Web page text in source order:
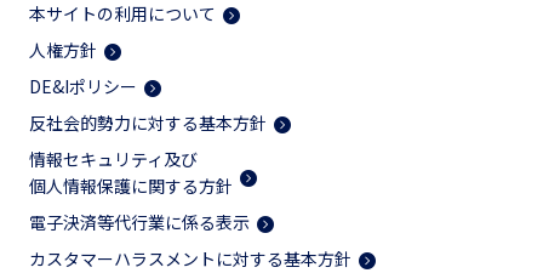
本サイトの利用について
人権方針
DE&Iポリシー
反社会的勢力に対する基本方針
情報セキュリティ及び
個人情報保護に関する方針
電子決済等代行業に係る表示
カスタマーハラスメントに対する基本方針